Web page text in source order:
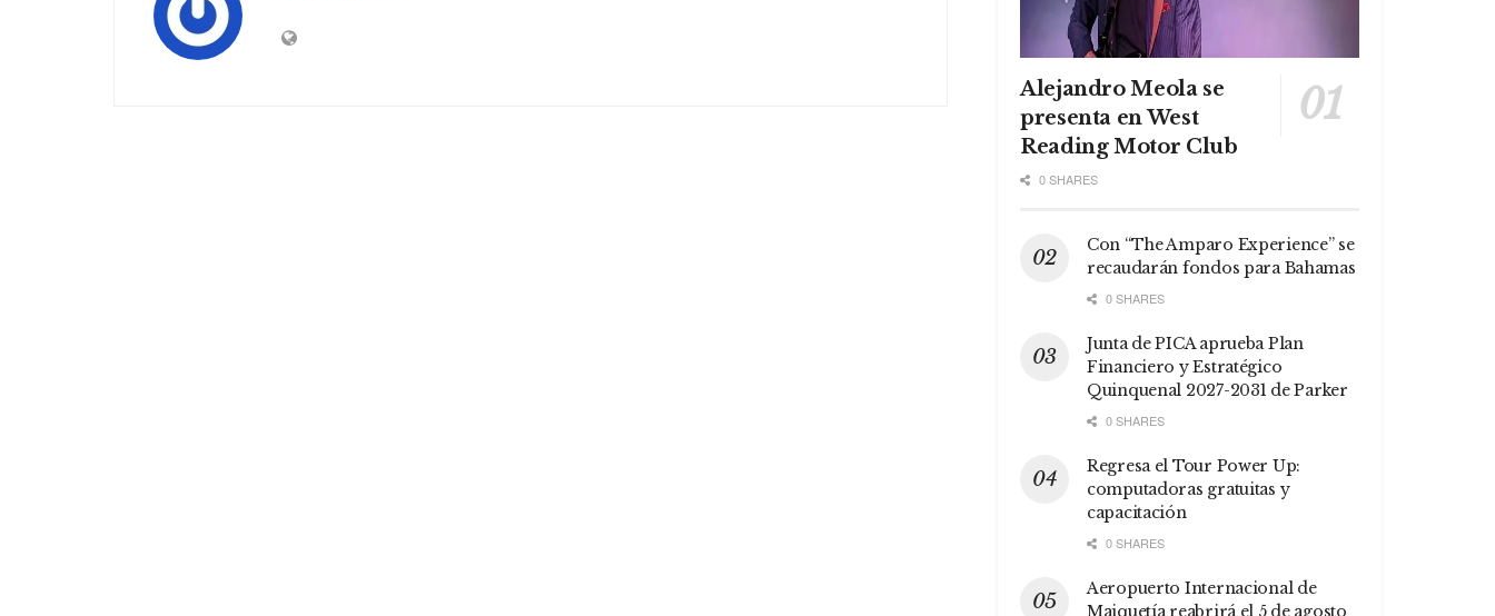
Alejandro Meola se
presenta en West
Reading Motor Club
0 SHARES
Con “The Amparo Experience” se
recaudarán fondos para Bahamas
0 SHARES
Junta de PICA aprueba Plan
Financiero y Estratégico
Quinquenal 2027-2031 de Parker
0 SHARES
Regresa el Tour Power Up:
computadoras gratuitas y
capacitación
0 SHARES
Aeropuerto Internacional de
Maiquetía reabrirá el 5 de agosto